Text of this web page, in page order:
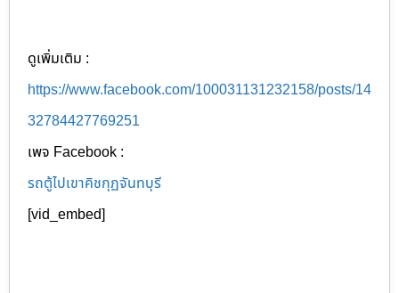
ดูเพิ่มเติม :
https://www.facebook.com/100031131232158/posts/14
32784427769251
เพจ Facebook :
รถตู้ไปเขาคิชกุฏจันทบุรี
[vid_embed]